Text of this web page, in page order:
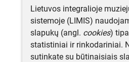
Lietuvos integralioje
sistemoje (LIMIS)
slapukų (angl. cookies)
statistiniai ir rinkodariniai.
sutinkate su būtinaisiais